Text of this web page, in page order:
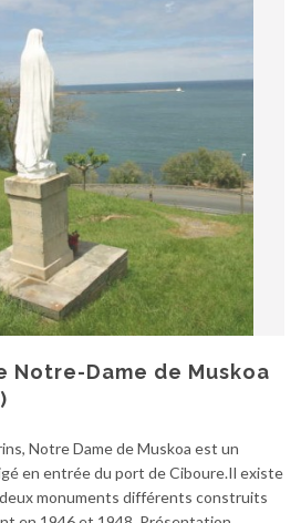
Notre-Dame de Muskoa
Notre Dame de Muskoa est un
en entrée du port de Ciboure.Il existe
monuments différents construits